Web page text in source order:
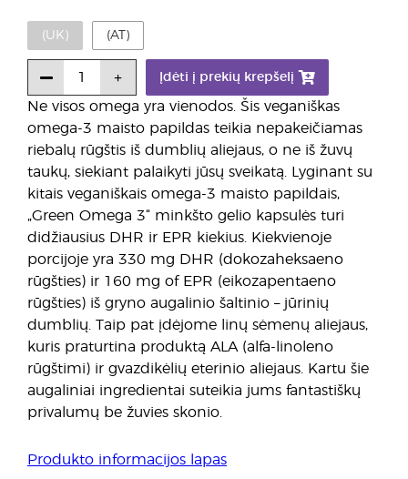
Ne visos omega yra vienodos. Šis veganiškas
omega-3 maisto papildas teikia nepakeičiamas
riebalų rūgštis iš dumblių aliejaus, o ne iš žuvų
taukų, siekiant palaikyti jūsų sveikatą. Lyginant su
kitais veganiškais omega-3 maisto papildais,
„Green Omega 3“ minkšto gelio kapsulės turi
didžiausius DHR ir EPR kiekius. Kiekvienoje
porcijoje yra 330 mg DHR (dokozaheksaeno
rūgšties) ir 160 mg of EPR (eikozapentaeno
rūgšties) iš gryno augalinio šaltinio – jūrinių
dumblių. Taip pat įdėjome linų sėmenų aliejaus,
kuris praturtina produktą ALA (alfa-linoleno
rūgštimi) ir gvazdikėlių eterinio aliejaus. Kartu šie
augaliniai ingredientai suteikia jums fantastiškų
privalumų be žuvies skonio.
Produkto informacijos lapas
(UK) (AT)
Įdėti į prekių krepšelį